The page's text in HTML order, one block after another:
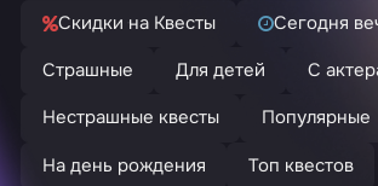
Скидки на Квесты
Сегодня
Страшные
Для детей
С
Нестрашные квесты
Популярные
На день рождения
Топ квестов